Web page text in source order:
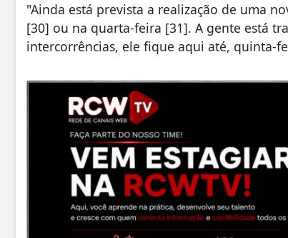
"Ainda está prevista a realização de uma
[30] ou na quarta-feira [31]. A gente está
intercorrências, ele fique aqui até, quinta-